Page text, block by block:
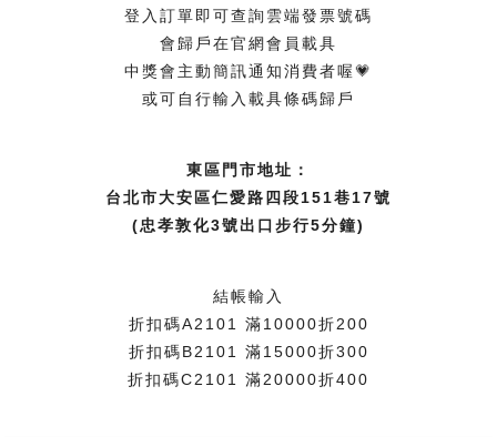
登入訂單即可查詢雲端發票號碼
會歸戶在官網會員載具
中獎會主動簡訊通知消費者喔💗
或可自行輸入載具條碼歸戶
東區門市地址：
台北市大安區仁愛路四段151巷17號
(忠孝敦化3號出口步行5分鐘)
結帳輸入
折扣碼A2101 滿10000折200
折扣碼B2101 滿15000折300
折扣碼C2101 滿20000折400